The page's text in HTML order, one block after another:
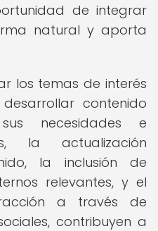
de integrar
natural y aporta
los temas de interés
contenido
necesidades e
la actualización
la inclusión de
relevantes, y el
a través de
contribuyen a